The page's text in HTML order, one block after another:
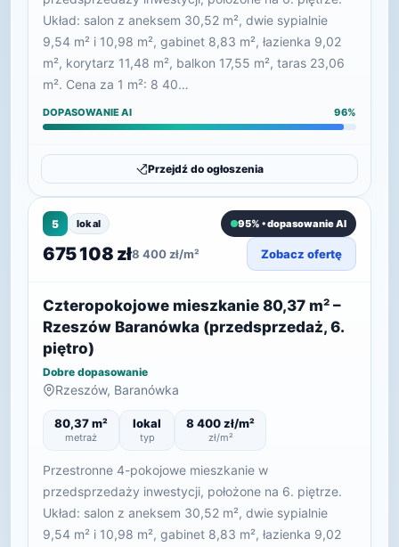
Układ: salon z aneksem 30,52 m², dwie sypialnie
9,54 m² i 10,98 m², gabinet 8,83 m², łazienka 9,02
m², korytarz 11,48 m², balkon 17,55 m², taras 23,06
m². Cena za 1 m²: 8 40…
DOPASOWANIE AI 96%
Przejdź do ogłoszenia
5 lokal 95% • dopasowanie AI
675 108 zł8 400 zł/m² Zobacz ofertę
Czteropokojowe mieszkanie 80,37 m² –
Rzeszów Baranówka (przedsprzedaż, 6.
piętro)
Dobre dopasowanie
Rzeszów, Baranówka
80,37 m²
metraż
lokal
typ
8 400 zł/m²
zł/m²
Przestronne 4-pokojowe mieszkanie w
przedsprzedaży inwestycji, położone na 6. piętrze.
Układ: salon z aneksem 30,52 m², dwie sypialnie
9,54 m² i 10,98 m², gabinet 8,83 m², łazienka 9,02